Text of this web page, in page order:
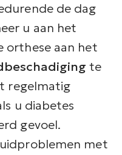
de dag
u aan het
orthese aan het
te
regelmatig
u diabetes
gevoel.
met